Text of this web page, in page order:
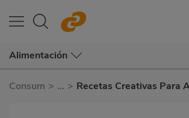
Alimentación
Consum > ... > Recetas Creativas Para